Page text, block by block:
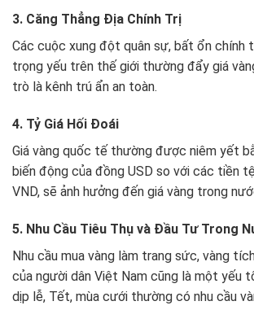
3. Căng Thẳng Địa Chính Trị
Các cuộc xung đột quân sự, bất ổn chính
trọng yếu trên thế giới thường đẩy giá
trò là kênh trú ẩn an toàn.
4. Tỷ Giá Hối Đoái
Giá vàng quốc tế thường được niêm yết
biến động của đồng USD so với các tiền
VND, sẽ ảnh hưởng đến giá vàng trong
5. Nhu Cầu Tiêu Thụ và Đầu Tư Trong
Nhu cầu mua vàng làm trang sức, vàng
của người dân Việt Nam cũng là một yếu
dịp lễ, Tết, mùa cưới thường có nhu cầu